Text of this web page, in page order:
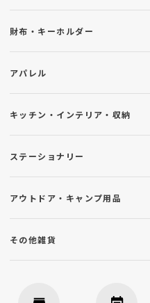
財布・キーホルダー
アパレル
キッチン・インテリア・収納
ステーショナリー
アウトドア・キャンプ用品
その他雑貨